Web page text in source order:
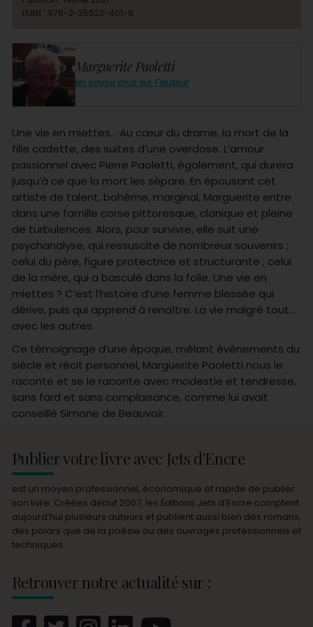
Marguerite Paoletti
en savoir plus sur l'auteur
Une vie en miettes… Au cœur du drame, la mort de la
fille cadette, des suites d’une overdose. L’amour
passionnel avec Pierre Paoletti, également, qui durera
jusqu’à ce que la mort les sépare. En épousant cet
artiste de talent, bohème, marginal, Marguerite entre
dans une famille corse pittoresque, clanique et pleine
de turbulences. Alors, pour survivre, elle suit une
psychanalyse, qui ressuscite de nombreux souvenirs ;
celui du père, figure protectrice et structurante ; celui
de la mère, qui a basculé dans la folie. Une vie en
miettes ? C’est l’histoire d’une femme blessée qui
dérive, puis qui apprend à renaître. La vie malgré tout…
avec les autres.
Ce témoignage d’une époque, mêlant évènements du
siècle et récit personnel, Marguerite Paoletti nous le
raconte et se le raconte avec modestie et tendresse,
sans fard et sans complaisance, comme lui avait
conseillé Simone de Beauvoir.
ISBN : 978-2-35523-401-9
Publier votre livre avec Jets d'Encre
est un moyen professionnel, économique et rapide de publier
son livre. Créées début 2007, les Éditions Jets d’Encre comptent
aujourd’hui plusieurs auteurs et publient aussi bien des romans,
des polars que de la poésie ou des ouvrages professionnels et
techniques.
Retrouver notre actualité sur :